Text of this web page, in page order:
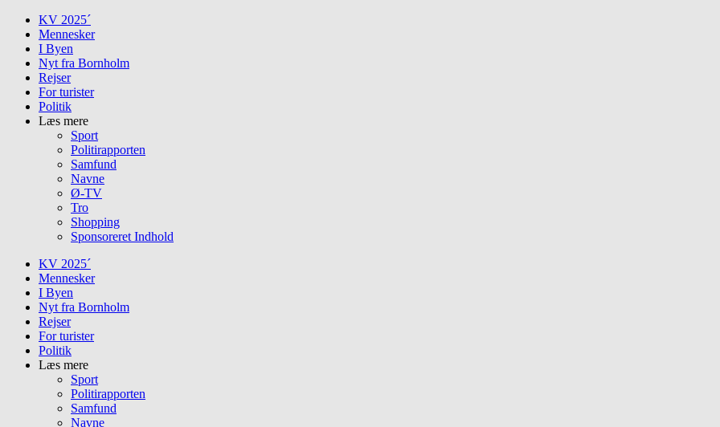
Skip
content
KV 2025´
Mennesker
I Byen
Nyt fra Bornholm
Rejser
For turister
Politik
Læs mere
Sport
Politirapporten
Samfund
Navne
Ø-TV
Tro
Shopping
Sponsoreret Indhold
KV 2025´
Mennesker
I Byen
Nyt fra Bornholm
Rejser
For turister
Politik
Læs mere
Sport
Politirapporten
Samfund
Navne